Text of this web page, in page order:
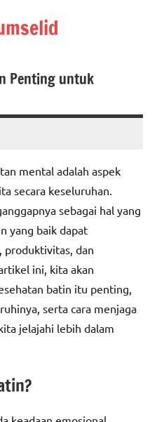
Penting untuk
mental adalah aspek
secara keseluruhan.
sebagai hal yang
yang baik dapat
produktivitas, dan
ini, kita akan
batin itu penting,
serta cara menjaga
jelajahi lebih dalam